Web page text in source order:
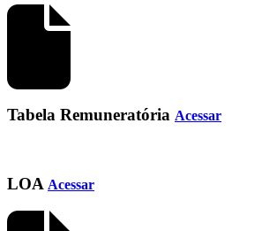
Tabela Remuneratória Acessar
LOA Acessar